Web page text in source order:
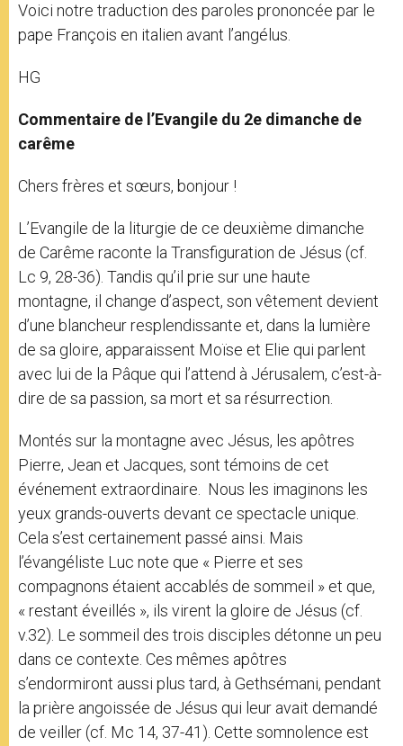
Voici notre traduction des paroles prononcée par le
pape François en italien avant l’angélus.
HG
Commentaire de l’Evangile du 2e dimanche de
carême
Chers frères et sœurs, bonjour !
L’Evangile de la liturgie de ce deuxième dimanche
de Carême raconte la Transfiguration de Jésus (cf.
Lc 9, 28-36). Tandis qu’il prie sur une haute
montagne, il change d’aspect, son vêtement devient
d’une blancheur resplendissante et, dans la lumière
de sa gloire, apparaissent Moïse et Elie qui parlent
avec lui de la Pâque qui l’attend à Jérusalem, c’est-à-
dire de sa passion, sa mort et sa résurrection.
Montés sur la montagne avec Jésus, les apôtres
Pierre, Jean et Jacques, sont témoins de cet
événement extraordinaire. Nous les imaginons les
yeux grands-ouverts devant ce spectacle unique.
Cela s’est certainement passé ainsi. Mais
l’évangéliste Luc note que « Pierre et ses
compagnons étaient accablés de sommeil » et que,
« restant éveillés », ils virent la gloire de Jésus (cf.
v.32). Le sommeil des trois disciples détonne un peu
dans ce contexte. Ces mêmes apôtres
s’endormiront aussi plus tard, à Gethsémani, pendant
la prière angoissée de Jésus qui leur avait demandé
de veiller (cf. Mc 14, 37-41). Cette somnolence est